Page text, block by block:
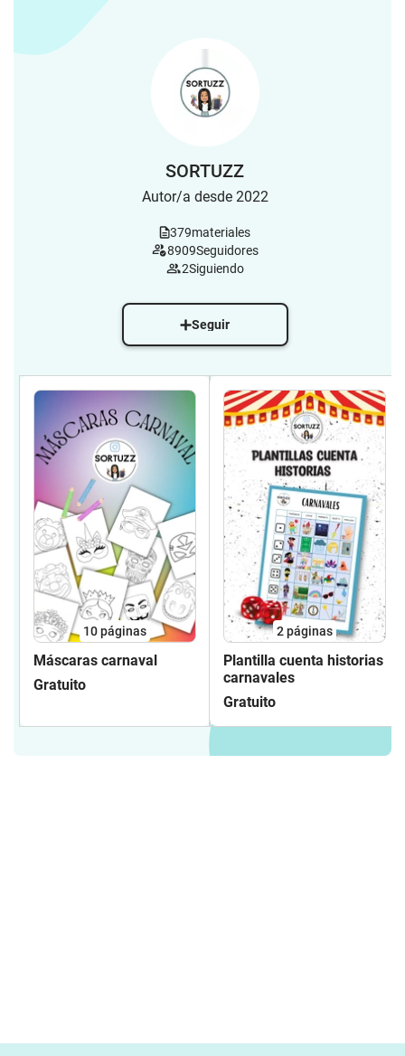
SORTUZZ
Autor/a desde 2022
379materiales
8909Seguidores
2Siguiendo
Seguir
10páginas
Máscaras carnaval
Gratuito
2páginas
Plantilla cuenta historias
carnavales
Gratuito